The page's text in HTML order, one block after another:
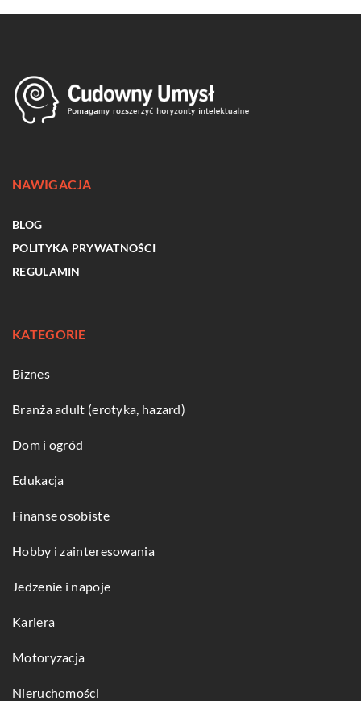
NAWIGACJA
BLOG
POLITYKA PRYWATNOŚCI
REGULAMIN
KATEGORIE
Biznes
Branża adult (erotyka, hazard)
Dom i ogród
Edukacja
Finanse osobiste
Hobby i zainteresowania
Jedzenie i napoje
Kariera
Motoryzacja
Nieruchomości